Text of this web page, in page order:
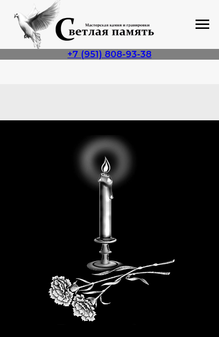
+7 (951) 808-93-38